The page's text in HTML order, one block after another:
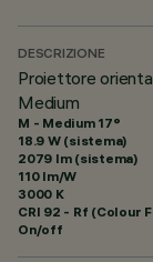
DESCRIZIONE
Proiettore
Medium
M - Medium 17°
18.9 W (sistema)
2079 lm (sistema)
110 lm/W
3000 K
CRI 92 - Rf (Colour
On/off